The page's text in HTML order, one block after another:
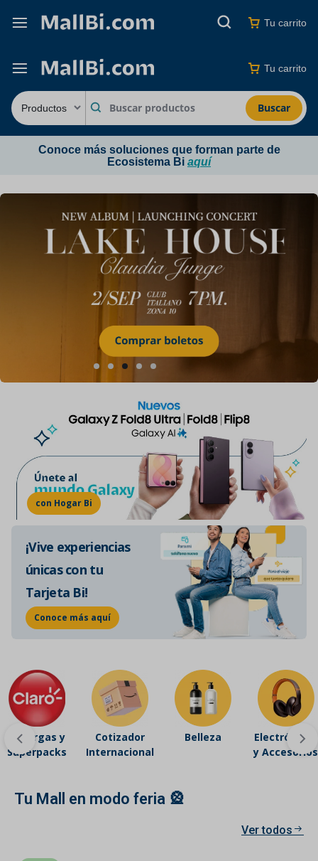
Tu carrito
Buscar
Tu carrito
Conoce más soluciones que forman parte de
Ecosistema Bi aquí
con Hogar Bi
¡Vive experiencias
únicas con tu
Tarjeta Bi!
Conoce más aquí
Recargas y
Superpacks
Cotizador
Internacional
Belleza
Electrónicos
y Accesorios
Tu Mall en modo feria 🎡
Ver todos